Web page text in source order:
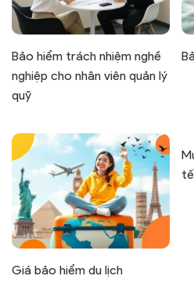
Bảo hiểm trách nhiệm nghề
nghiệp cho nhân viên quản lý
quỹ
Giá bảo hiểm du lịch
tế